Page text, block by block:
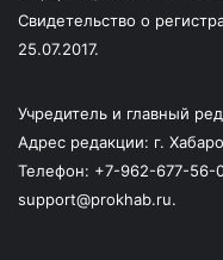
Свидетельство о
25.07.2017.
Учредитель и главный
Адрес редакции: г.
Телефон: +7-962-677-56-
support@prokhab.ru.